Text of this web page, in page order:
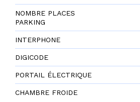
NOMBRE PLACES
PARKING
INTERPHONE
DIGICODE
PORTAIL ÉLECTRIQUE
CHAMBRE FROIDE